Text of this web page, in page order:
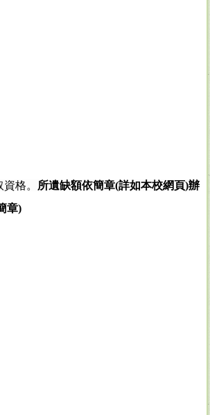
格。 所遺缺額依簡章(詳如本校網頁)辦
章)